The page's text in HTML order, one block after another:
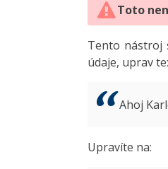
Toto
Tento nástroj
údaje, uprav
Ahoj
Upravíte na: